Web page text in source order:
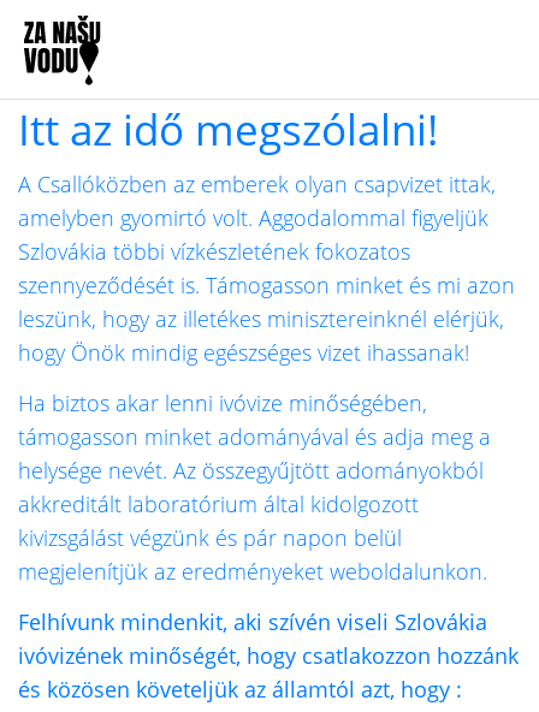
Itt az idő megszólalni!
A Csallóközben az emberek olyan csapvizet ittak,
amelyben gyomirtó volt. Aggodalommal figyeljük
Szlovákia többi vízkészletének fokozatos
szennyeződését is. Támogasson minket és mi azon
leszünk, hogy az illetékes minisztereinknél elérjük,
hogy Önök mindig egészséges vizet ihassanak!
Ha biztos akar lenni ivóvize minőségében,
támogasson minket adományával és adja meg a
helysége nevét. Az összegyűjtött adományokból
akkreditált laboratórium által kidolgozott
kivizsgálást végzünk és pár napon belül
megjelenítjük az eredményeket weboldalunkon.
Felhívunk mindenkit, aki szívén viseli Szlovákia
ivóvizének minőségét, hogy csatlakozzon hozzánk
és közösen követeljük az államtól azt, hogy :